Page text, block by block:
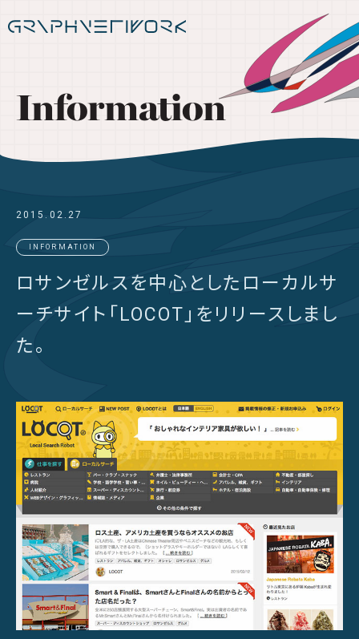
Information
2015.02.27
INFORMATION
ロサンゼルスを中心としたローカルサ
ーチサイト「LOCOT」をリリースしまし
た。